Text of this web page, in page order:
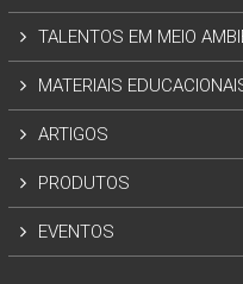
TALENTOS EM MEIO
MATERIAIS
ARTIGOS
PRODUTOS
EVENTOS